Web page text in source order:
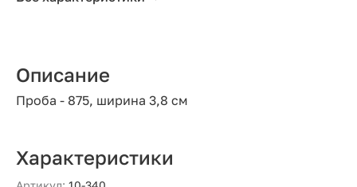
Описание
Проба - 875, ширина 3,8 см
Характеристики